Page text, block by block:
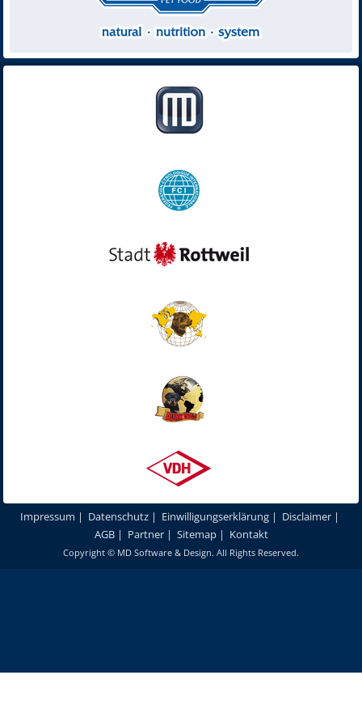
Impressum | Datenschutz | Einwilligungserklärung | Disclaimer |
AGB| Partner| Sitemap| Kontakt
Copyright © MD Software & Design. All Rights Reserved.